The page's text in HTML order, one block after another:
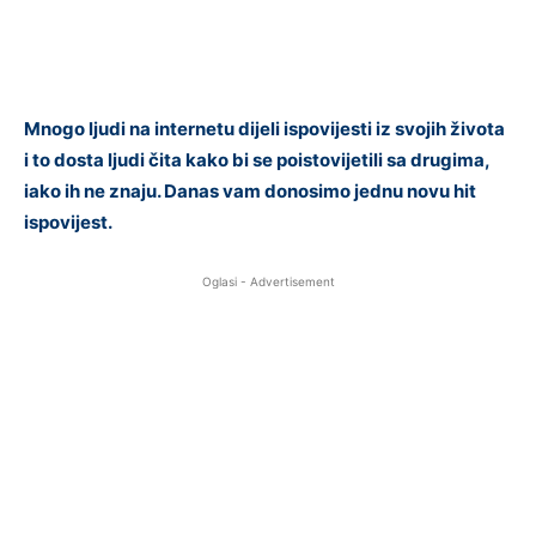
Mnogo ljudi na internetu dijeli ispovijesti iz svojih života
i to dosta ljudi čita kako bi se poistovijetili sa drugima,
iako ih ne znaju. Danas vam donosimo jednu novu hit
ispovijest.
Oglasi - Advertisement